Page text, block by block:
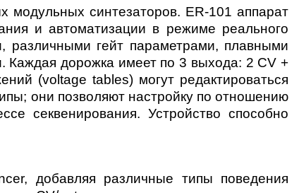
модульных синтезаторов. ER-101 аппарат
и автоматизации в режиме реального
различными гейт параметрами, плавными
Каждая дорожка имеет по 3 выхода: 2 CV +
(voltage tables) могут редактироваться
они позволяют настройку по отношению
секвенирования. Устройство способно
добавляя различные типы поведения